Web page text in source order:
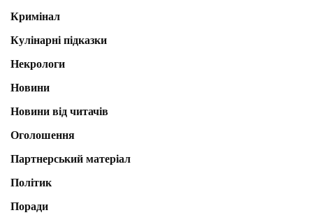
Кримінал
Кулінарні підказки
Некрологи
Новини
Новини від читачів
Оголошення
Партнерський матеріал
Політик
Поради